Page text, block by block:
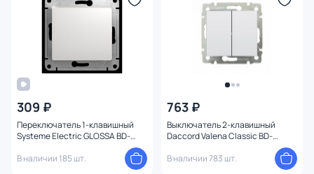
309 ₽
Переключатель 1-клавишный
Systeme Electric GLOSSA BD-
В наличии 185 шт.
763 ₽
Выключатель 2-клавишный
Daccord Valena Classic BD-
В наличии 783 шт.